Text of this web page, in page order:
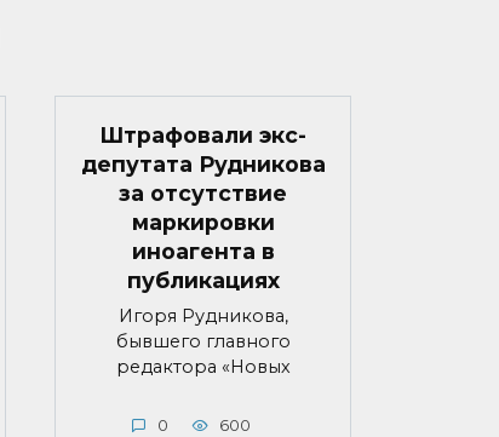
Штрафовали экс-
депутата Рудникова
за отсутствие
маркировки
иноагента в
публикациях
Игоря Рудникова,
бывшего главного
редактора «Новых
0 600